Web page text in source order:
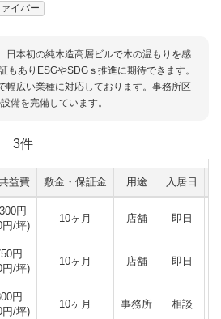
イバー
日本初の純木造高層ビルで木の温もりを感
もありESGやSDGｓ推進に期待できます。
幅広い業種に対応しております。事務所区
備を完備しています。
3件
益費 敷金・保証金 用途 入居日
円
円/坪)
10ヶ月 店舗 即日
円
円/坪)
10ヶ月 店舗 即日
円
円/坪)
10ヶ月 事務所 相談